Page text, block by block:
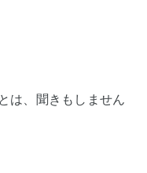
は、聞きもしません